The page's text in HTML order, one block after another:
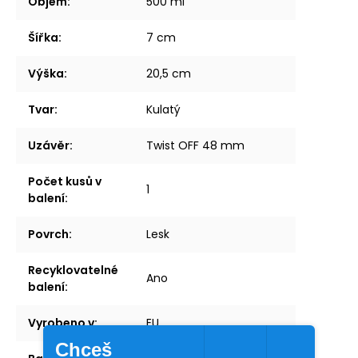
Šířka: 7 cm
Výška: 20,5 cm
Tvar: Kulatý
Uzávěr: Twist OFF 48 mm
Počet kusů v
balení:
1
Povrch: Lesk
Recyklovatelné
balení:
Ano
Vyrobeno v: EU
Chceš